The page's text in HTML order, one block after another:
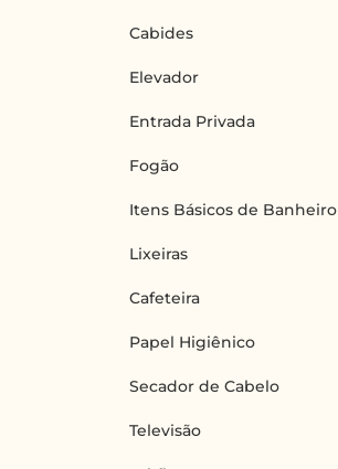
Cabides
Elevador
Entrada Privada
Fogão
Itens Básicos de Banheiro
Lixeiras
Cafeteira
Papel Higiênico
Secador de Cabelo
Televisão